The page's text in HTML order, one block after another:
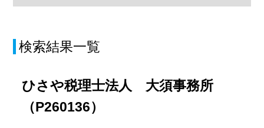
検索結果一覧
ひさや税理士法人 大須事務所
（P260136）